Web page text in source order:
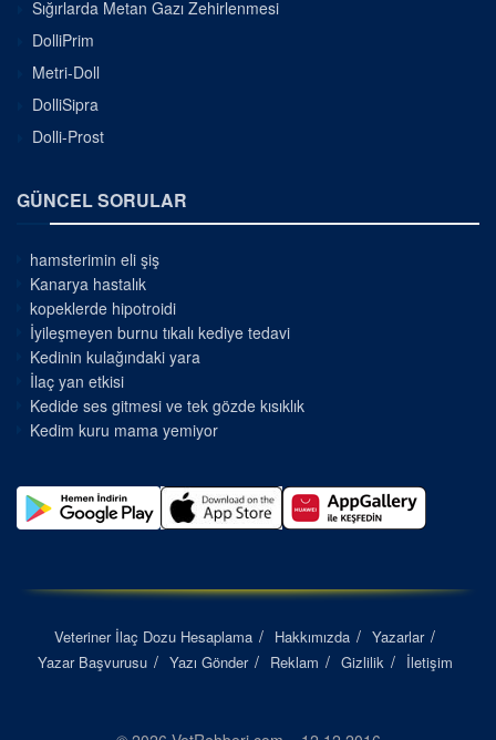
Sığırlarda Metan Gazı Zehirlenmesi
DolliPrim
Metri-Doll
DolliSipra
Dolli-Prost
GÜNCEL SORULAR
hamsterimin eli şiş
Kanarya hastalık
kopeklerde hipotroidi
İyileşmeyen burnu tıkalı kediye tedavi
Kedinin kulağındaki yara
İlaç yan etkisi
Kedide ses gitmesi ve tek gözde kısıklık
Kedim kuru mama yemiyor
Veteriner İlaç Dozu Hesaplama Hakkımızda
Yazarlar
Yazar Başvurusu
Yazı Gönder Reklam Gizlilik İletişim